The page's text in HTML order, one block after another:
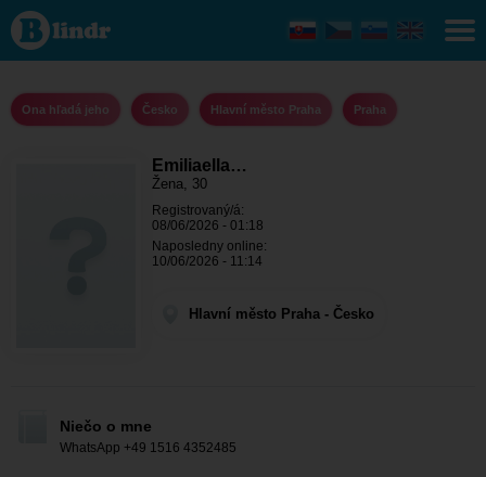
Emiliaella01
- Ona hľadá
jeho Hlavní
město
Praha
Ona hľadá jeho Česko Hlavní město Praha Praha
Emiliaella…
Žena, 30
Registrovaný/á:
08/06/2026 - 01:18
Naposledny online:
10/06/2026 - 11:14
Hlavní město Praha - Česko
Niečo o mne
WhatsApp +49 1516 4352485